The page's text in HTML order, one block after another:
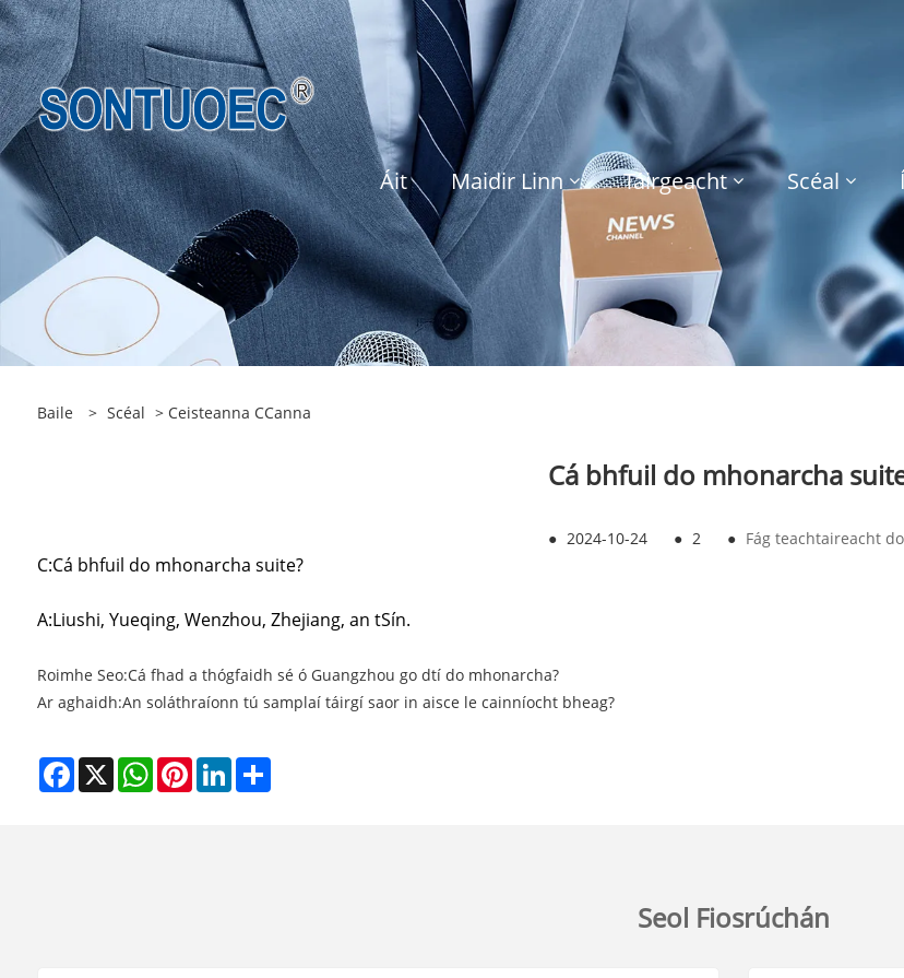
Áit Maidir Linn Táirgeacht Scéal
Baile > Scéal > Ceisteanna CCanna
Cá bhfuil do mhonarcha
● 2024-10-24 ● 2 ● Fág teachtaireacht
C:Cá bhfuil do mhonarcha suite?
A:Liushi, Yueqing, Wenzhou, Zhejiang, an tSín.
Roimhe Seo:Cá fhad a thógfaidh sé ó Guangzhou go dtí do mhonarcha?
Ar aghaidh:An soláthraíonn tú samplaí táirgí saor in aisce le cainníocht bheag?
Facebook
X WhatsAppPinterestLinkedInShare
Seol Fiosrúchán